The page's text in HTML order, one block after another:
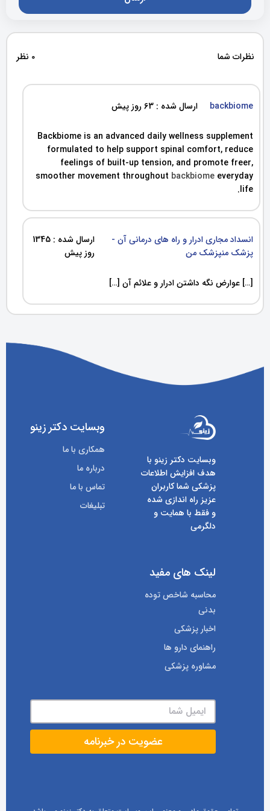
نظرات شما 0 نظر
backbiome ارسال شده : 63 روز پیش
Backbiome is an advanced daily wellness supplement
formulated to help support spinal comfort, reduce
feelings of built-up tension, and promote freer,
smoother movement throughout backbiome everyday
life.
انسداد مجاری ادرار و راه های درمانی آن -
پزشک منپزشک من
ارسال شده : 1345
روز پیش
[…] عوارض نگه داشتن ادرار و علائم آن […]
وبسایت دکتر زینو با
هدف افزایش اطلاعات
پزشکی شما کاربران
عزیز راه اندازی شده
و فقط با همایت و
دلگرمی
وبسایت دکتر زینو
همکاری با ما
درباره ما
تماس با ما
تبلیغات
لینک های مفید
محاسبه شاخص توده
بدنی
اخبار پزشکی
راهنمای دارو ها
مشاوره پزشکی